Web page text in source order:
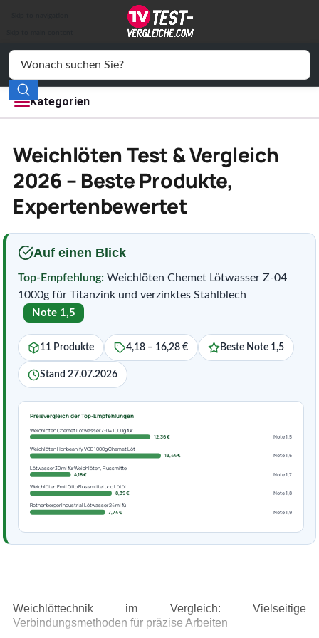
Kategorien
Elektronik
Freizeit
Wohnen
Service
Weichlöten Test & Vergleich
2026 – Beste Produkte,
Expertenbewertet
Auf einen Blick
Top-Empfehlung: Weichlöten Chemet Lötwasser Z-04
1000g für Titanzink und verzinktes Stahlblech
Note 1,5
11 Produkte 4,18 – 16,28 € Beste Note 1,5
Stand 27.07.2026
Preisvergleich der Top-Empfehlungen
Weichlöten Chemet Lötwasser Z-04 1000g für
12,36 €
Note 1,5
Weichlöten Honbeanify VCB 1000g Chemet Löt
13,44 €
Note 1,6
Lötwasser 30 ml für Weichlöten, Flussmitte
4,18 €
Note 1,7
Weichlöten Emil Otto Flussmittel und Lötöl
8,39 €
Note 1,8
Rothenberger Industrial Lötwasser 24 ml fü
7,74 €
Note 1,9
Weichlöttechnik im Vergleich: Vielseitige
Verbindungsmethoden für präzise Arbeiten